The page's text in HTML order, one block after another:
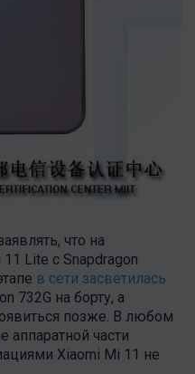
что на
Lite c Snapdragon
в сети засветилась
732G на борту, а
позже. В любом
аппаратной части
Xiaomi Mi 11 не